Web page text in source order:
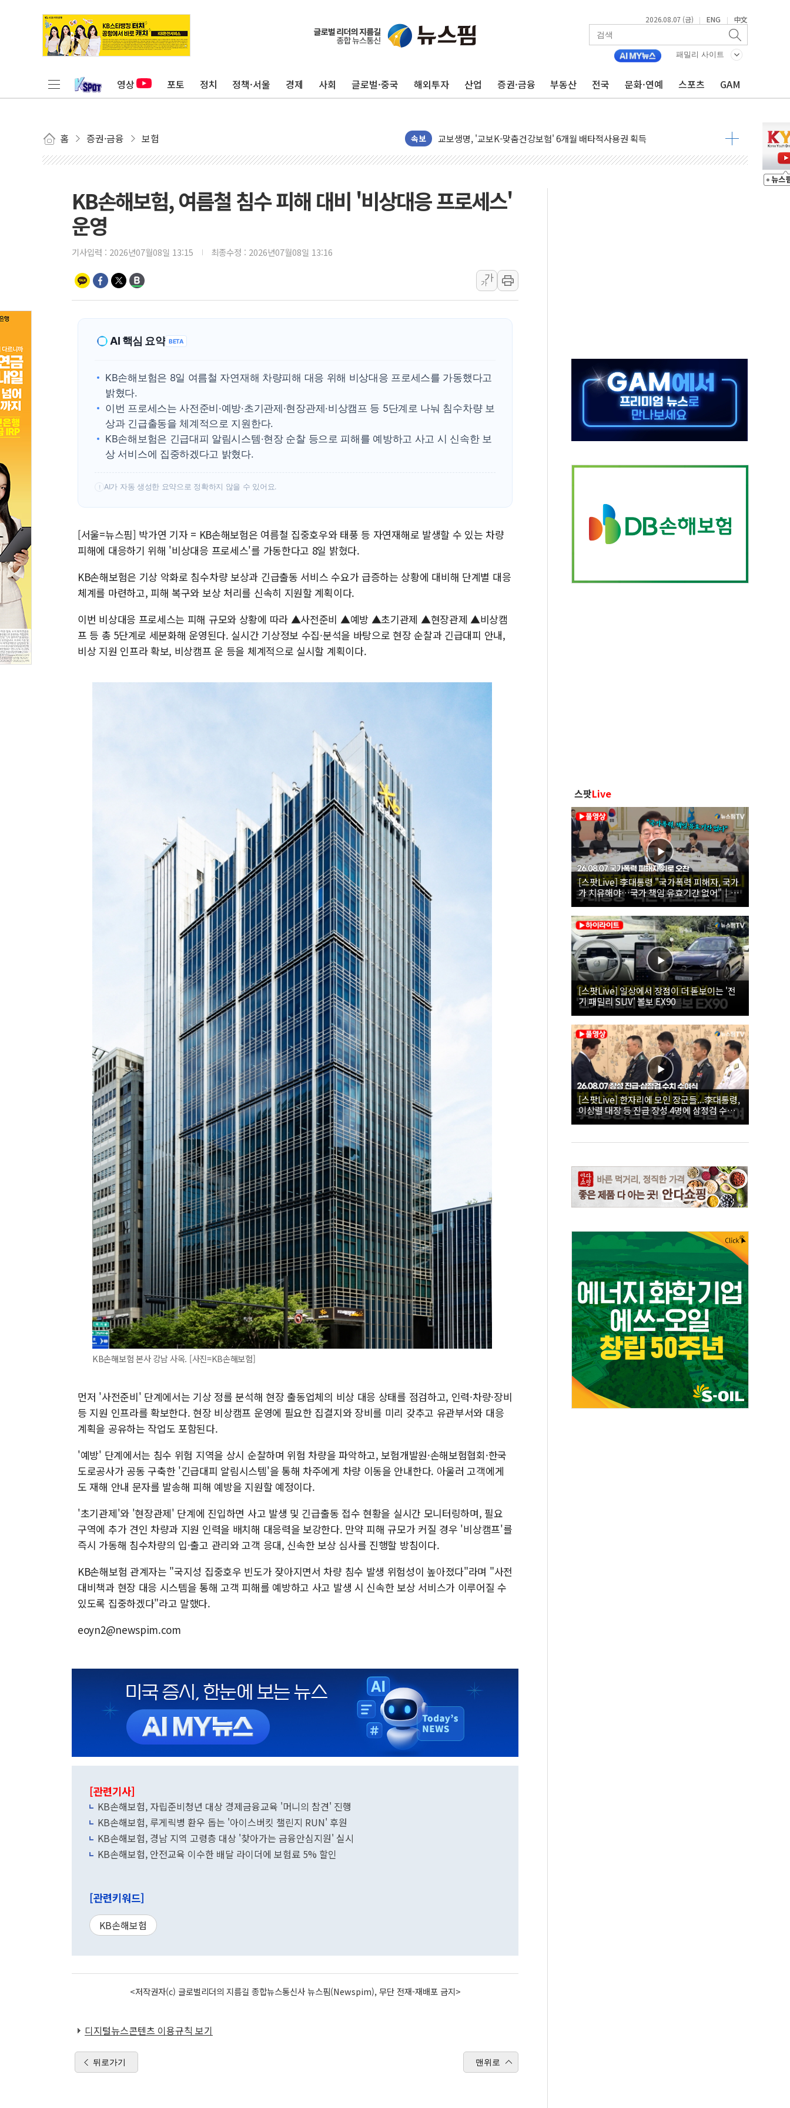
2026.08.07 (금) | ENG | 中文
패밀리 사이트
영상 포토 정치 정책·서울 경제 사회 글로벌·중국 해외투자 산업 증권·금융 부동산 전국 문화·연예 스포츠 GAM
홈 증권·금융 보험 속보
NH농협생명, 농작업 중 온열질환 보장…폭염기 신속 보상 강화
아바코, 2분기 매출 120억원
보로노이, 폐암 치료제 'VRN11' 캐나다 IND 신청
푸본현대생명, 육군 3군단과 군 장병 금융교육·전역 지원 협약
벼랑 끝 선 '동전주' 무더기 상폐 위기…관리종목 우려 지정예고 총 63개
1순위보다 낮은 특별공급 경쟁률… 실수요자 관심
네이버 클립, 시청 만으로 혜택 얻는 피드코인 이벤트 진행
서울 재건축·재개발 정상화시 5년 내 9만가구 순증...이주 대란도 제한적
카카오, 2026년 임금협약 타결…연봉 6.3% 인상
현대카드, 박재범·실리카겔 등 8~9월 공연 라인업 공개
"호남 없이 민주 당권 없다"...송영길·정청래·김민석, 호남 경선 앞두고 총력전
KB손해보험, 여름철 침수 피해 대비 '비상대응 프로세스'
운영
기사입력 : 2026년07월08일 13:15 최종수정 : 2026년07월08일 13:16
가
가
AI 핵심 요약 BETA
KB손해보험은 8일 여름철 자연재해 차량피해 대응 위해 비상대응 프로세스를 가동했다고
밝혔다.
이번 프로세스는 사전준비·예방·초기관제·현장관제·비상캠프 등 5단계로 나눠 침수차량 보
상과 긴급출동을 체계적으로 지원한다.
KB손해보험은 긴급대피 알림시스템·현장 순찰 등으로 피해를 예방하고 사고 시 신속한 보
상 서비스에 집중하겠다고 밝혔다.
! AI가 자동 생성한 요약으로 정확하지 않을 수 있어요.
[서울=뉴스핌] 박가연 기자 = KB손해보험은 여름철 집중호우와 태풍 등 자연재해로 발생할 수 있는 차량
피해에 대응하기 위해 '비상대응 프로세스'를 가동한다고 8일 밝혔다.
KB손해보험은 기상 악화로 침수차량 보상과 긴급출동 서비스 수요가 급증하는 상황에 대비해 단계별 대응
체계를 마련하고, 피해 복구와 보상 처리를 신속히 지원할 계획이다.
이번 비상대응 프로세스는 피해 규모와 상황에 따라 ▲사전준비 ▲예방 ▲초기관제 ▲현장관제 ▲비상캠
프 등 총 5단계로 세분화해 운영된다. 실시간 기상정보 수집·분석을 바탕으로 현장 순찰과 긴급대피 안내,
비상 지원 인프라 확보, 비상캠프 운 등을 체계적으로 실시할 계획이다.
KB손해보험 본사 강남 사옥. [사진=KB손해보험]
먼저 '사전준비' 단계에서는 기상 정를 분석해 현장 출동업체의 비상 대응 상태를 점검하고, 인력·차량·장비
등 지원 인프라를 확보한다. 현장 비상캠프 운영에 필요한 집결지와 장비를 미리 갖추고 유관부서와 대응
계획을 공유하는 작업도 포함된다.
'예방' 단계에서는 침수 위험 지역을 상시 순찰하며 위험 차량을 파악하고, 보험개발원·손해보험협회·한국
도로공사가 공동 구축한 '긴급대피 알림시스템'을 통해 차주에게 차량 이동을 안내한다. 아울러 고객에게
도 재해 안내 문자를 발송해 피해 예방을 지원할 예정이다.
'초기관제'와 '현장관제' 단계에 진입하면 사고 발생 및 긴급출동 접수 현황을 실시간 모니터링하며, 필요
구역에 추가 견인 차량과 지원 인력을 배치해 대응력을 보강한다. 만약 피해 규모가 커질 경우 '비상캠프'를
즉시 가동해 침수차량의 입·출고 관리와 고객 응대, 신속한 보상 심사를 진행할 방침이다.
KB손해보험 관계자는 "국지성 집중호우 빈도가 잦아지면서 차량 침수 발생 위험성이 높아졌다"라며 "사전
대비책과 현장 대응 시스템을 통해 고객 피해를 예방하고 사고 발생 시 신속한 보상 서비스가 이루어질 수
있도록 집중하겠다"라고 말했다.
eoyn2@newspim.com
[관련기사]
KB손해보험, 자립준비청년 대상 경제금융교육 '머니의 참견' 진행
KB손해보험, 루게릭병 환우 돕는 '아이스버킷 챌린지 RUN' 후원
KB손해보험, 경남 지역 고령층 대상 '찾아가는 금융안심지원' 실시
KB손해보험, 안전교육 이수한 배달 라이더에 보험료 5% 할인
[관련키워드]
KB손해보험
<저작권자(c) 글로벌리더의 지름길 종합뉴스통신사 뉴스핌(Newspim), 무단 전재-재배포 금지>
디지털뉴스콘텐츠 이용규칙 보기
뒤로가기 맨위로
스팟Live
[스팟Live] 李대통령 "국가폭력 피해자, 국가
가 치유해야…국가 책임 유효기간 없어"｜
26.08.07 국가폭력 피해자 위로 오찬
[스팟Live] 일상에서 장점이 더 돋보이는 '전
기 패밀리 SUV' 볼보 EX90
[스팟Live] 한자리에 모인 장군들...李대통령,
이상렬 대장 등 진급 장성 4명에 삼정검 수치
직접 수여｜26.08.07 장성 진급·삼정검 수치